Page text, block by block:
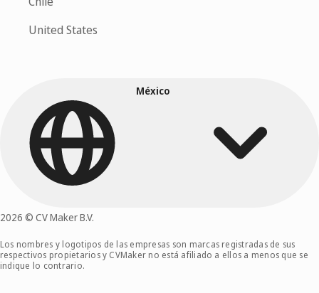
United States
2026 © CV Maker B.V.
México
Los nombres y logotipos de las empresas son marcas registradas de sus
respectivos propietarios y CVMaker no está afiliado a ellos a menos que se
indique lo contrario.